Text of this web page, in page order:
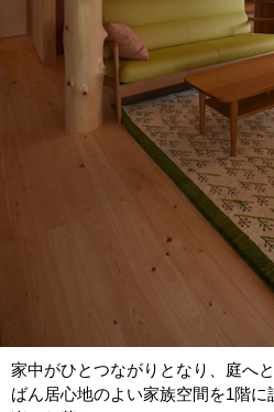
家中がひとつながりとなり、庭へ
ばん居心地のよい家族空間を1階